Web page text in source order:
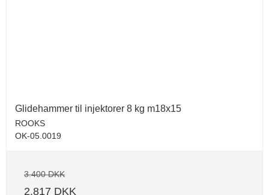
Glidehammer til injektorer 8 kg m18x15
ROOKS
OK-05.0019
3.400 DKK
2.817 DKK